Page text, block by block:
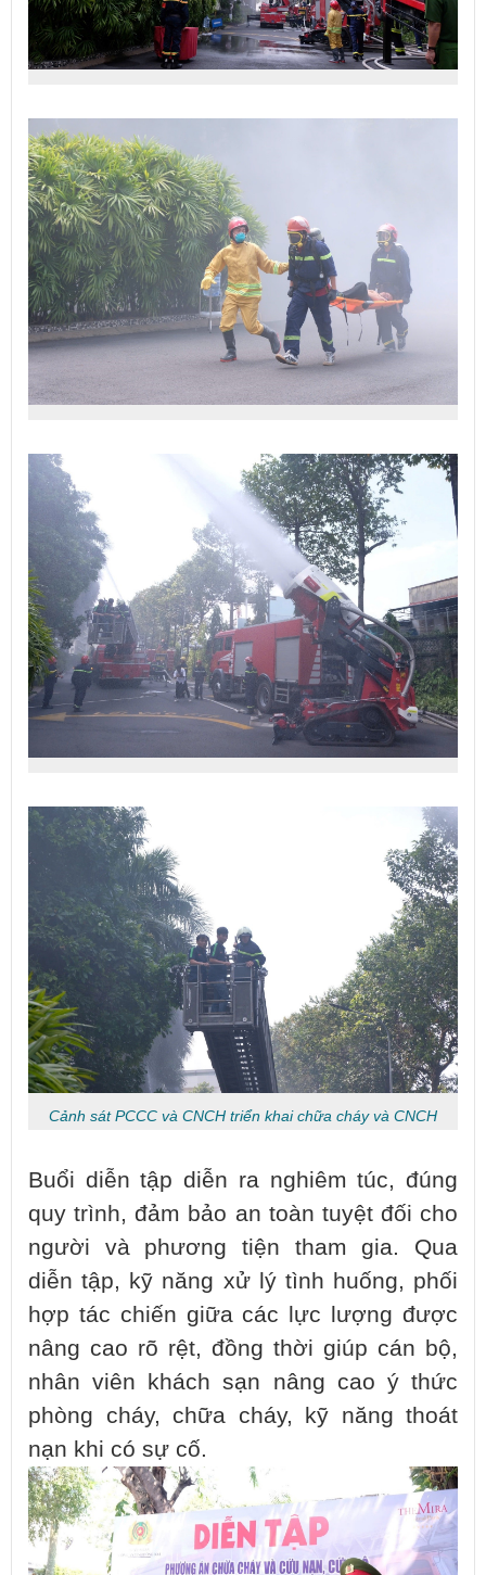
Cảnh sát PCCC và CNCH triển khai chữa cháy và CNCH
Buổi diễn tập diễn ra nghiêm túc, đúng
quy trình, đảm bảo an toàn tuyệt đối cho
người và phương tiện tham gia. Qua
diễn tập, kỹ năng xử lý tình huống, phối
hợp tác chiến giữa các lực lượng được
nâng cao rõ rệt, đồng thời giúp cán bộ,
nhân viên khách sạn nâng cao ý thức
phòng cháy, chữa cháy, kỹ năng thoát
nạn khi có sự cố.